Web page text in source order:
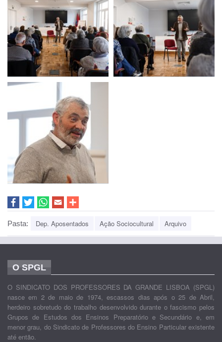
Pasta: Dep. Aposentados Ação Sociocultural Arquivo
O SPGL
O SINDICATO DOS PROFESSORES DA GRANDE LISBOA (SPGL)
nasce em 2 de maio de 1974, escassos dias após o 25 de Abril,
herdeiro sobretudo do trabalho desenvolvido durante o fascismo pelos
Grupos de Estudos dos Ensinos Preparatório e Secundário e, em
menor grau, do Sindicato de Professores do Ensino Particular existente
até então.